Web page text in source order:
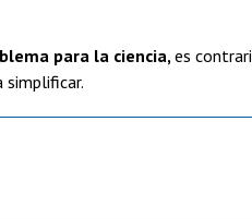
para la ciencia,es
simplificar.